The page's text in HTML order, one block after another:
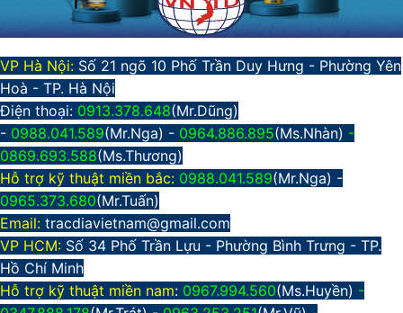
VP Hà Nội: Số 21 ngõ 10 Phố Trần Duy Hưng - Phường Yên
Hoà - TP. Hà Nội
Điện thoại: 0913.378.648(Mr.Dũng)
- 0988.041.589(Mr.Nga) - 0964.886.895(Ms.Nhàn) -
0869.693.588(Ms.Thương)
Hỗ trợ kỹ thuật miền bắc: 0988.041.589(Mr.Nga) -
0965.373.680(Mr.Tuấn)
Email: tracdiavietnam@gmail.com
VP HCM: Số 34 Phố Trần Lựu - Phường Bình Trưng - TP.
Hồ Chí Minh
Hỗ trợ kỹ thuật miền nam: 0967.994.560(Ms.Huyền) -